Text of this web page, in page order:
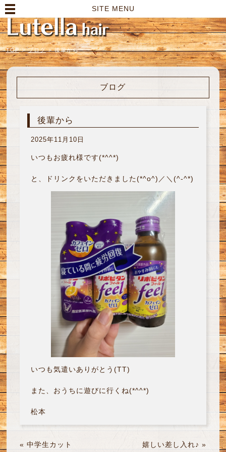
SITE MENU
TOP > ブログ > 後輩から
ブログ
後輩から
2025年11月10日
いつもお疲れ様です(*^^*)
と、ドリンクをいただきました(*^o^)／＼(^-^*)
いつも気遣いありがとう(TT)
また、おうちに遊びに行くね(*^^*)
松本
« 中学生カット 嬉しい差し入れ♪ »